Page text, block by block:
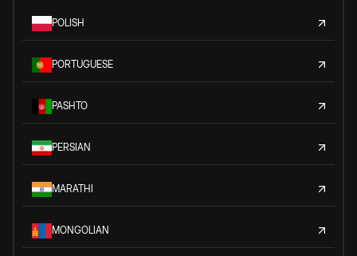
POLISH
PORTUGUESE
PASHTO
PERSIAN
MARATHI
MONGOLIAN